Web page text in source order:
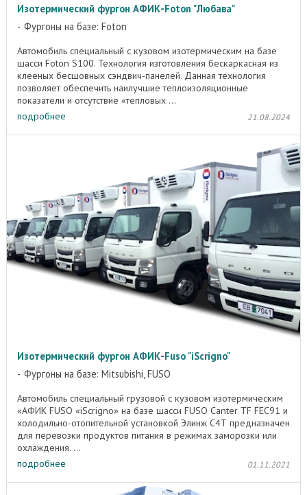
Изотермический фургон АФИК-Foton "Любава"
Фургоны на базе: Foton
Автомобиль специальный с кузовом изотермическим на базе
шасси Foton S100. Технология изготовления бескаркасная из
клееных бесшовных сэндвич-панелей. Данная технология
позволяет обеспечить наилучшие теплоизоляционные
показатели и отсутствие «тепловых ...
подробнее
21.08.2024
Изотермический фургон АФИК-Fuso "iScrigno"
Фургоны на базе: Mitsubishi, FUSO
Автомобиль специальный грузовой с кузовом изотермическим
«АФИК FUSO «iScrigno» на базе шасси FUSO Canter TF FEC91 и
холодильно-отопительной установкой Элинж С4Т предназначен
для перевозки продуктов питания в режимах заморозки или
охлаждения. ...
подробнее
01.11.2021